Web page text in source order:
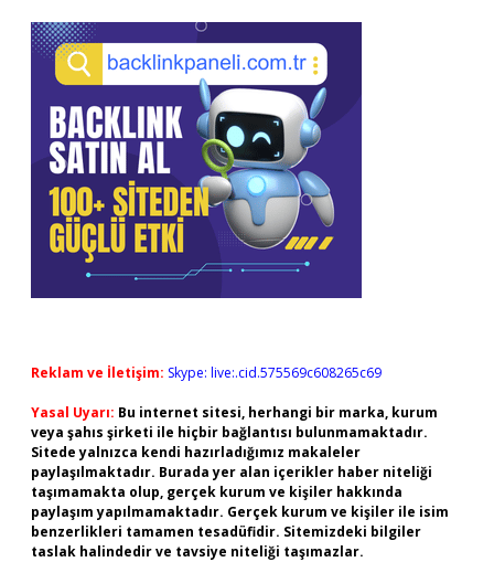
Reklam ve İletişim: Skype: live:.cid.575569c608265c69
Yasal Uyarı: Bu internet sitesi, herhangi bir marka, kurum
veya şahıs şirketi ile hiçbir bağlantısı bulunmamaktadır.
Sitede yalnızca kendi hazırladığımız makaleler
paylaşılmaktadır. Burada yer alan içerikler haber niteliği
taşımamakta olup, gerçek kurum ve kişiler hakkında
paylaşım yapılmamaktadır. Gerçek kurum ve kişiler ile isim
benzerlikleri tamamen tesadüfidir. Sitemizdeki bilgiler
taslak halindedir ve tavsiye niteliği taşımazlar.